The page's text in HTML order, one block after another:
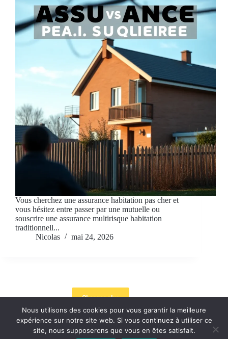
Vous cherchez une assurance habitation pas cher et
vous hésitez entre passer par une mutuelle ou
souscrire une assurance multirisque habitation
traditionnell...
Nicolas
mai 24, 2026
Charger plus
Nous utilisons des cookies pour vous garantir la meilleure
expérience sur notre site web. Si vous continuez à utiliser ce
site, nous supposerons que vous en êtes satisfait.